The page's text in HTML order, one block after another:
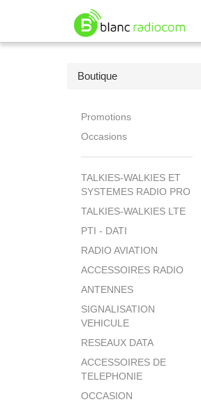
Boutique
Promotions
Occasions
TALKIES-WALKIES ET
SYSTEMES RADIO PRO
TALKIES-WALKIES LTE
PTI - DATI
RADIO AVIATION
ACCESSOIRES RADIO
ANTENNES
SIGNALISATION
VEHICULE
RESEAUX DATA
ACCESSOIRES DE
TELEPHONIE
OCCASION